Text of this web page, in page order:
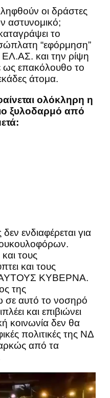
οι δράστες
αστυνομικό;
το
“εφόρμηση”
και την ρίψη
ως επακόλουθο το
άτομα.
ολόκληρη η
ξυλοδαρμό από
ενδιαφέρεται για
τους
και τους
ΑΥΤΟΥΣ ΚΥΒΕΡΝΑ.
της
σε αυτό το νοσηρό
και επιβιώνει
κοινωνία δεν θα
πολιτικές της ΝΔ
από τα